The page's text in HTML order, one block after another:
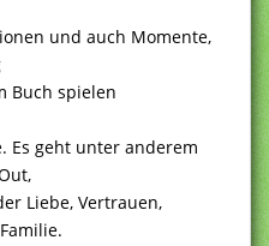
und auch Momente,
Buch spielen
Es geht unter anderem
Liebe, Vertrauen,